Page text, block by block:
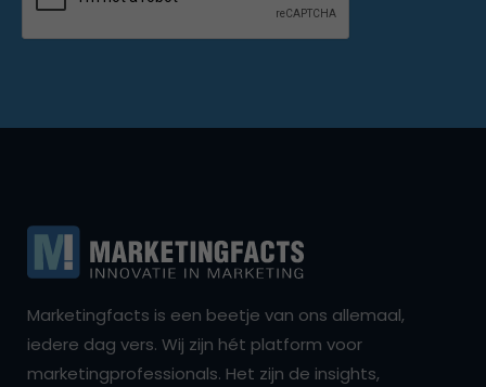
Marketingfacts is een beetje van ons allemaal,
iedere dag vers. Wij zijn hét platform voor
marketingprofessionals. Het zijn de insights,